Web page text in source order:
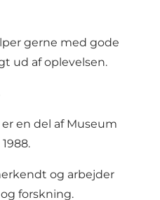
gerne med gode
ud af oplevelsen.
en del af Museum
og arbejder
forskning.